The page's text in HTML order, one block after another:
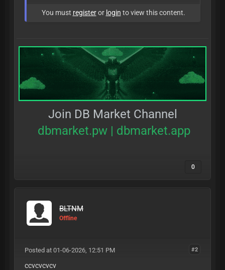
You must registeror login to view this content.
Join DB Market Channel
dbmarket.pw | dbmarket.app
0
BLTNM
Offline
#2
Posted at 01-06-2026, 12:51 PM
ccvcvcvcv